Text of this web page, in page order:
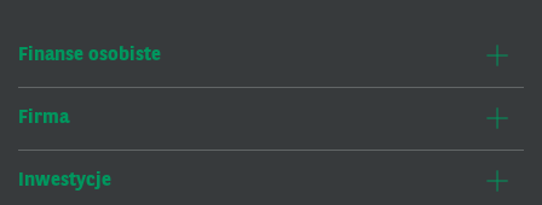
Finanse osobiste
Firma
Inwestycje